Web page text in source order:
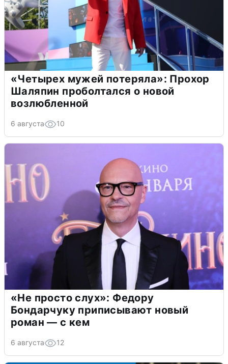
«Четырех мужей потеряла»: Прохор
Шаляпин проболтался о новой
возлюбленной
6 августа 10
«Не просто слух»: Федору
Бондарчуку приписывают новый
роман — с кем
6 августа 12